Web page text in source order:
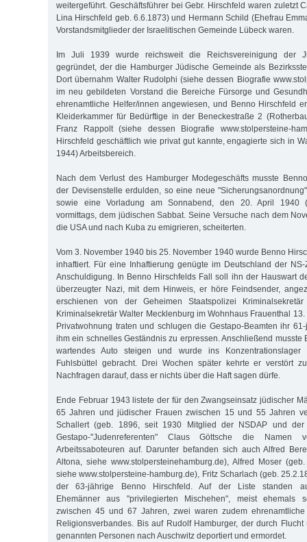
weitergeführt. Geschäftsführer bei Gebr. Hirschfeld waren zuletzt
Lina Hirschfeld geb. 6.6.1873) und Hermann Schild (Ehefrau
Vorstandsmitglieder der Israelitischen Gemeinde Lübeck waren.
Im Juli 1939 wurde reichsweit die Reichsvereinigung der
gegründet, der die Hamburger Jüdische Gemeinde als
Dort übernahm Walter Rudolphi (siehe dessen Biografie
im neu gebildeten Vorstand die Bereiche Fürsorge und
ehrenamtliche Helfer/innen angewiesen, und Benno Hirschfeld
Kleiderkammer für Bedürftige in der Beneckestraße 2
Franz Rappolt (siehe dessen Biografie www.stolpersteine-
Hirschfeld geschäftlich wie privat gut kannte, engagierte sich in
1944) Arbeitsbereich.
Nach dem Verlust des Hamburger Modegeschäfts musste
der Devisenstelle erdulden, so eine neue
sowie eine Vorladung am Sonnabend, den 20. April 1940
vormittags, dem jüdischen Sabbat. Seine Versuche nach dem
die USA und nach Kuba zu emigrieren, scheiterten.
Vom 3. November 1940 bis 25. November 1940 wurde Benno
inhaftiert. Für eine Inhaftierung genügte im Deutschland der
Anschuldigung. In Benno Hirschfelds Fall soll ihn der Hauswart
überzeugter Nazi, mit dem Hinweis, er höre Feindsender,
erschienen von der Geheimen Staatspolizei
Kriminalsekretär Walter Mecklenburg im Wohnhaus Frauenthal
Privatwohnung traten und schlugen die Gestapo-Beamten ihr
ihm ein schnelles Geständnis zu erpressen. Anschließend musste
wartendes Auto steigen und wurde ins Konzentrationslager
Fuhlsbüttel gebracht. Drei Wochen später kehrte er verstört
Nachfragen darauf, dass er nichts über die Haft sagen dürfe.
Ende Februar 1943 listete der für den Zwangseinsatz jüdischer
65 Jahren und jüdischer Frauen zwischen 15 und 55 Jahren
Schallert (geb. 1896, seit 1930 Mitglied der NSDAP und der
Gestapo-"Judenreferenten" Claus Göttsche die Namen
Arbeitssaboteuren auf. Darunter befanden sich auch Alfred
Altona, siehe www.stolpersteinehamburg.de), Alfred Moser
siehe www.stolpersteine-hamburg.de), Fritz Scharlach (geb.
der 63-jährige Benno Hirschfeld. Auf der Liste standen
Ehemänner aus "privilegierten Mischehen", meist ehemals
zwischen 45 und 67 Jahren, zwei waren zudem
Religionsverbandes. Bis auf Rudolf Hamburger, der durch
genannten Personen nach Auschwitz deportiert und ermordet.